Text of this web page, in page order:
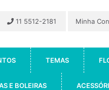
11 5512-2181 Minha
TEMAS
E BOLEIRAS